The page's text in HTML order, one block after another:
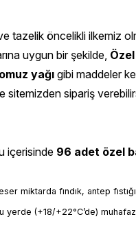
tazelik öncelikli ilkemiz
uygun bir şekilde,
yağı gibi maddeler
sitemizden sipariş
içerisinde 96 adet özel
miktarda fındık, antep
yerde (+18/+22°C’de)